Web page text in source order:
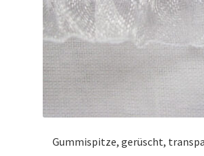
Gummispitze, gerüscht,